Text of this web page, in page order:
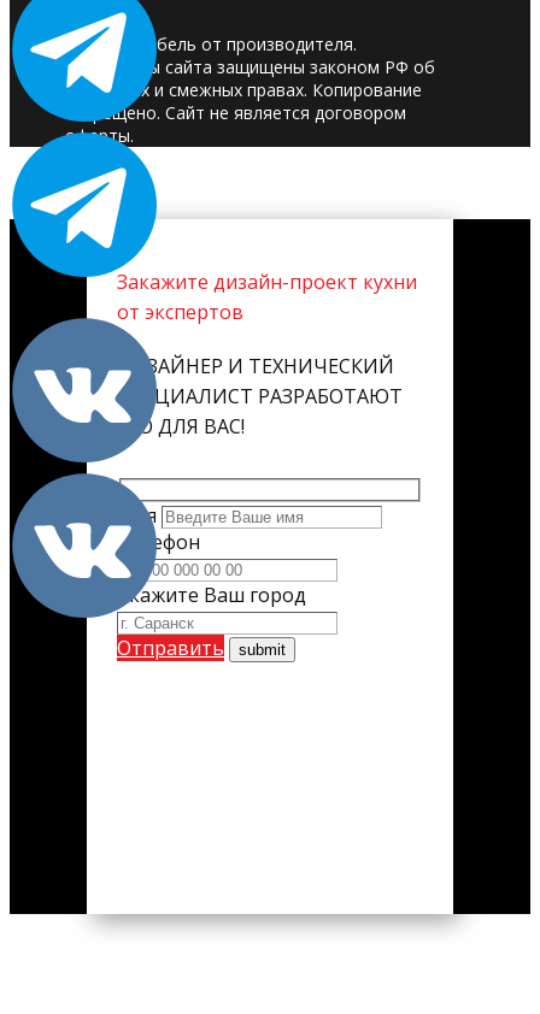
© 2025. Мебель от производителя.
Материалы сайта защищены законом РФ об
авторских и смежных правах. Копирование
запрещено. Сайт не является договором
оферты.
Закажите дизайн-проект кухни
от экспертов
ДИЗАЙНЕР И ТЕХНИЧЕСКИЙ
СПЕЦИАЛИСТ РАЗРАБОТАЮТ
ЕГО ДЛЯ ВАС!
Имя
Телефон
Укажите Ваш город
Отправить